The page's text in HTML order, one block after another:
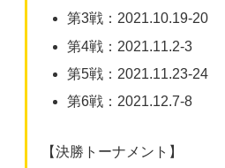
第3戦：2021.10.19-20
第4戦：2021.11.2-3
第5戦：2021.11.23-24
第6戦：2021.12.7-8
【決勝トーナメント】